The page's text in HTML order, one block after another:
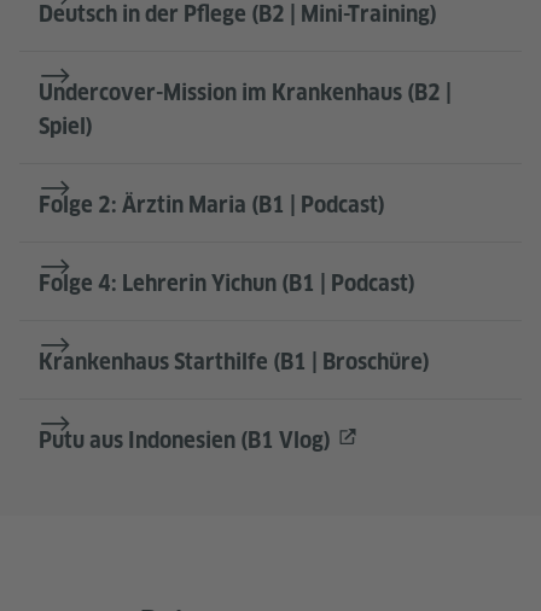
Deutsch in der Pflege (B2 | Mini-Training)
Undercover-Mission im Krankenhaus (B2 |
Spiel)
Folge 2: Ärztin Maria (B1 | Podcast)
Folge 4: Lehrerin Yichun (B1 | Podcast)
Krankenhaus Starthilfe (B1 | Broschüre)
Putu aus Indonesien (B1 Vlog)